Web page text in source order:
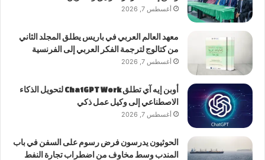
أغسطس 7, 2026
معهد العالم العربي في باريس يطلق المجلد الثاني
من كتالوج لترجمة الفكر العربي إلى الفرنسية
أغسطس 7, 2026
أوبن إيه آي تطلق ChatGPT Work لتحويل الذكاء
الاصطناعي إلى وكيل عمل ذكي
أغسطس 7, 2026
الحوثيون يدرسون فرض رسوم على السفن في باب
المندب وسط مخاوف من اضطراب تجارة النفط